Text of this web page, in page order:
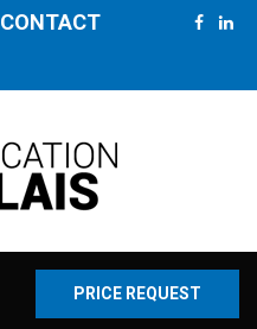
CONTACT
PRICE REQUEST